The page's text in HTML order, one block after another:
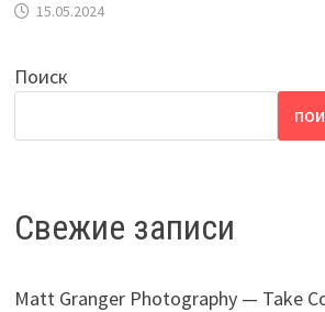
15.05.2024
Поиск
Свежие записи
Matt Granger Photography — Take